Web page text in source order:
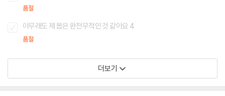
품절
아무래도 제 몸은 완전무적인 것 같아요 4
품절
더보기